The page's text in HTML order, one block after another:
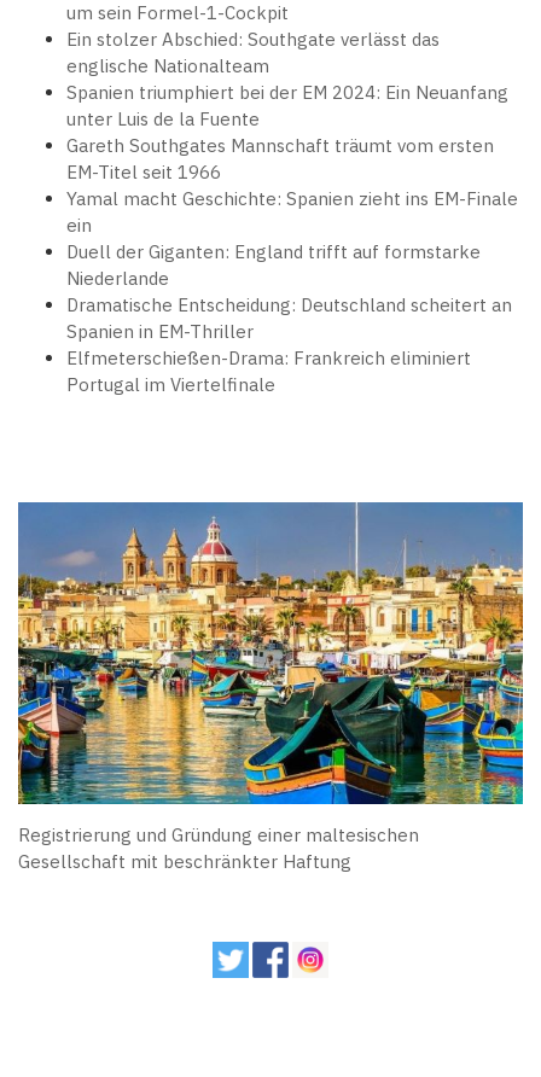
um sein Formel-1-Cockpit
Ein stolzer Abschied: Southgate verlässt das
englische Nationalteam
Spanien triumphiert bei der EM 2024: Ein Neuanfang
unter Luis de la Fuente
Gareth Southgates Mannschaft träumt vom ersten
EM-Titel seit 1966
Yamal macht Geschichte: Spanien zieht ins EM-Finale
ein
Duell der Giganten: England trifft auf formstarke
Niederlande
Dramatische Entscheidung: Deutschland scheitert an
Spanien in EM-Thriller
Elfmeterschießen-Drama: Frankreich eliminiert
Portugal im Viertelfinale
Registrierung und Gründung einer maltesischen
Gesellschaft mit beschränkter Haftung